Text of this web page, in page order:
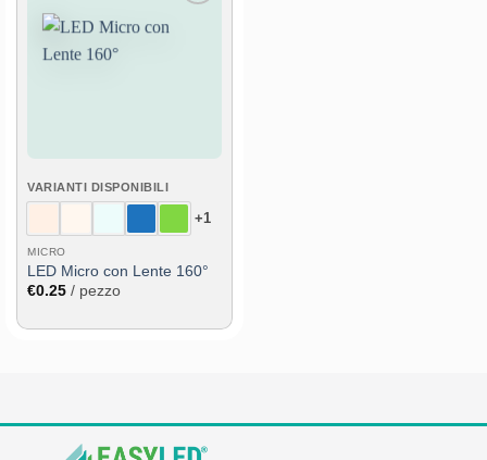
alla lista
VARIANTI DISPONIBILI
+1
MICRO
LED Micro con Lente 160°
€0.25 / pezzo